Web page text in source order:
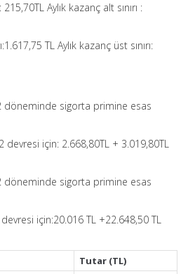
Aylık kazanç alt sınırı :
TL Aylık kazanç üst sınırı:
sigorta primine esas
için: 2.668,80TL + 3.019,80TL
sigorta primine esas
için:20.016 TL +22.648,50 TL
Tutar (TL)